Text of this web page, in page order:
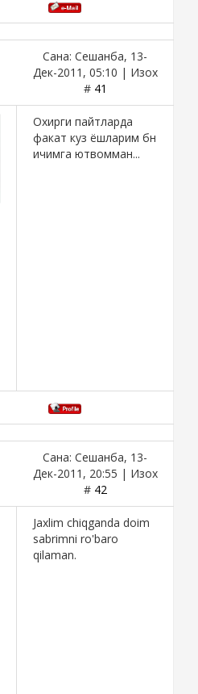
Сана: Сешанба, 13-
Дек-2011, 05:10 | Изох
# 41
Охирги пайтларда
факат куз ёшларим бн
ичимга ютвомман...
Сана: Сешанба, 13-
Дек-2011, 20:55 | Изох
# 42
Jaxlim chiqganda doim
sabrimni ro'baro
qilaman.